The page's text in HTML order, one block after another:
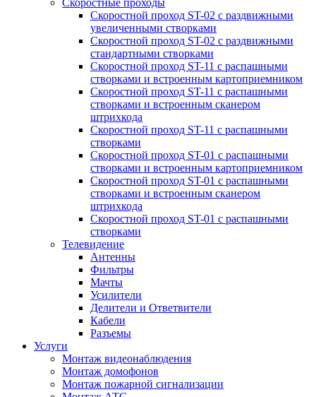
Скоростные проходы
Скоростной проход ST-02 с раздвижными
увеличенными створками
Скоростной проход ST-02 с раздвижными
стандартными створками
Скоростной проход ST-11 с распашными
створками и встроенным картоприемником
Скоростной проход ST-11 с распашными
створками и встроенным сканером
штрихкода
Скоростной проход ST-11 с распашными
створками
Скоростной проход ST-01 с распашными
створками и встроенным картоприемником
Скоростной проход ST-01 с распашными
створками и встроенным сканером
штрихкода
Скоростной проход ST-01 с распашными
створками
Телевидение
Антенны
Фильтры
Мачты
Усилители
Делители и Ответвители
Кабели
Разъемы
Услуги
Монтаж видеонаблюдения
Монтаж домофонов
Монтаж пожарной сигнализации